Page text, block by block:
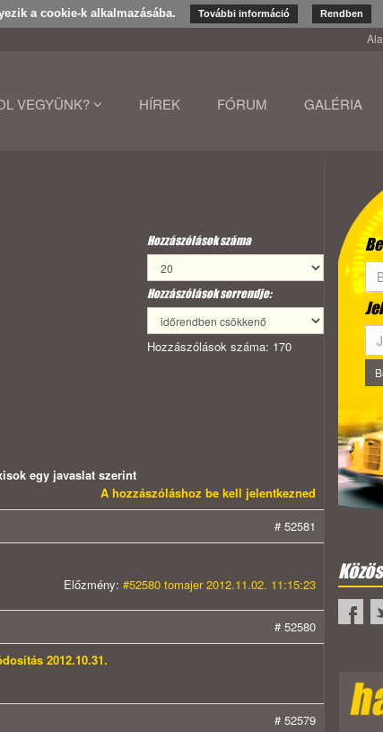
a cookie-k alkalmazásába. További információ Rendben
VEGYÜNK? HÍREK FÓRUM GALÉRIA
Hozzászólások száma
Hozzászólások sorrendje:
Hozzászólások száma: 170
egy javaslat szerint
A hozzászóláshoz be kell jelentkezned
# 52581
Előzmény: #52580 tomajer 2012.11.02. 11:15:23
# 52580
2012.10.31.
# 52579